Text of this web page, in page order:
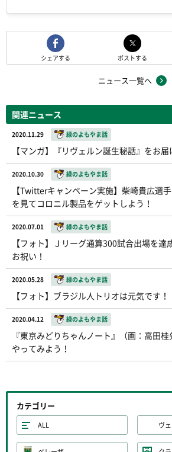
シェアする ポストする
ニュース一覧へ
関連ニュース
2020.11.29 緑のよもやま話
【マンガ】『リヴェルン誕生秘話』をお届
2020.10.30 緑のよもやま話
【Twitterキャンペーン実施】柴崎貴広選
を見てコロニル製品をゲットしよう！
2020.07.01 緑のよもやま話
【フォト】Ｊリーグ通算300試合出場を達
お祝い！
2020.05.28 緑のよもやま話
【フォト】ブラジル人トリオは元気です！
2020.04.12 緑のよもやま話
『東京みどりちゃんノート』（画：高田
やってみよう！
カテゴリー
ALL ヴ